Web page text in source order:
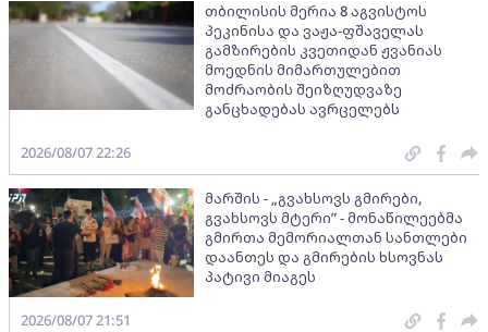
თბილისის მერია 8 აგვისტოს
პეკინისა და ვაჟა-ფშაველას
გამზირების კვეთიდან ჟვანიას
მოედნის მიმართულებით
მოძრაობის შეიზღუდვაზე
განცხადებას ავრცელებს
2026/08/07 22:26
მარშის - „გვახსოვს გმირები,
გვახსოვს მტერი” - მონაწილეებმა
გმირთა მემორიალთან სანთლები
დაანთეს და გმირების ხსოვნას
პატივი მიაგეს
2026/08/07 21:51